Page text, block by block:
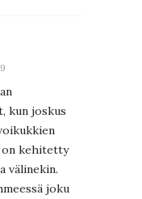
kun joskus
on kehitetty
välinekin.
joku